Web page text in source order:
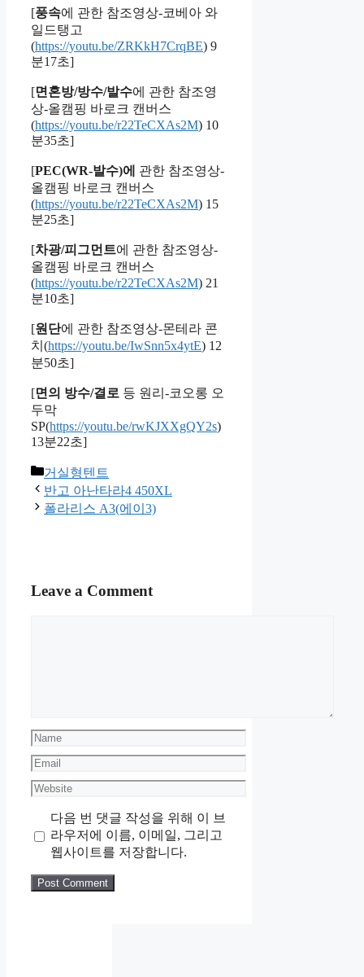
[풍속에 관한 참조영상-코베아 와
일드탱고
(https://youtu.be/ZRKkH7CrqBE) 9
분17초]
[면혼방/방수/발수에 관한 참조영
상-올캠핑 바로크 캔버스
(https://youtu.be/r22TeCXAs2M) 10
분35초]
[PEC(WR-발수)에
관한 참조영상-
올캠핑 바로크 캔버스
(https://youtu.be/r22TeCXAs2M) 15
분25초]
[차광/피그먼트에 관한 참조영상-
올캠핑 바로크 캔버스
(https://youtu.be/r22TeCXAs2M) 21
분10초]
[원단에 관한 참조영상-몬테라 콘
치(https://youtu.be/IwSnn5x4ytE) 12
분50초]
[면의 방수/결로 등 원리-코오롱 오
두막
SP(https://youtu.be/rwKJXXgQY2s)
13분22초]
Categories
거실형텐트
반고 아난타라4 450XL
폴라리스 A3(에이3)
Leave a Comment
Name
Email
Website
다음 번 댓글 작성을 위해 이 브
라우저에 이름, 이메일, 그리고
웹사이트를 저장합니다.